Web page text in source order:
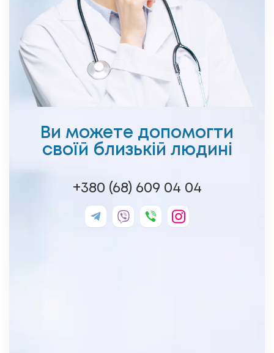
Ви можете допомогти
своїй близькій людині
+380 (68) 609 04 04